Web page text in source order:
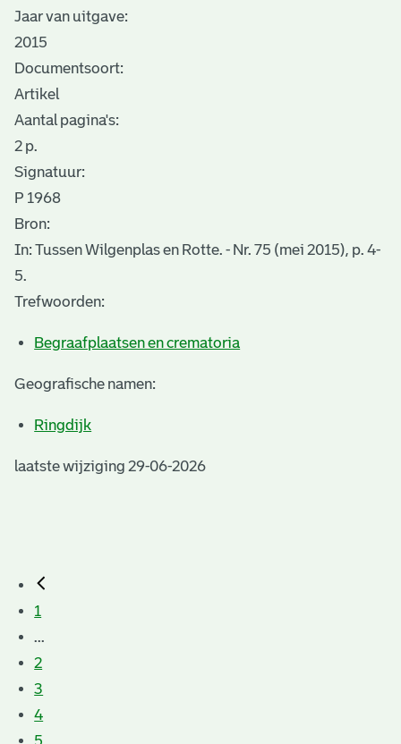
Jaar van uitgave:
2015
Documentsoort:
Artikel
Aantal pagina's:
2 p.
Signatuur:
P 1968
Bron:
In: Tussen Wilgenplas en Rotte. - Nr. 75 (mei 2015), p. 4-
5.
Trefwoorden:
Begraafplaatsen en crematoria
Geografische namen:
Ringdijk
laatste wijziging 29-06-2026
1
...
2
3
4